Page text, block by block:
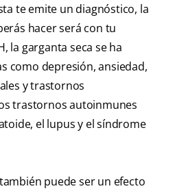
te emite un diagnóstico, la
hacer será con tu
la garganta seca se ha
como depresión, ansiedad,
y trastornos
trastornos autoinmunes
el lupus y el síndrome
puede ser un efecto